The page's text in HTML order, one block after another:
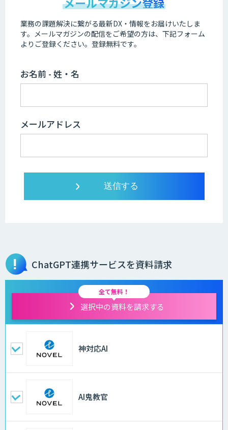
業務の課題解決に繋がる最新DX・情報をお届けいたしま
す。 メールマガジンの配信をご希望の方は、下記フォーム
よりご登録ください。登録無料です。
お名前 - 姓・名
メールアドレス
ChatGPT連携サービスを資料請求
全て無料！
選択中の資料を請求する
神対応AI
AI鬼教官